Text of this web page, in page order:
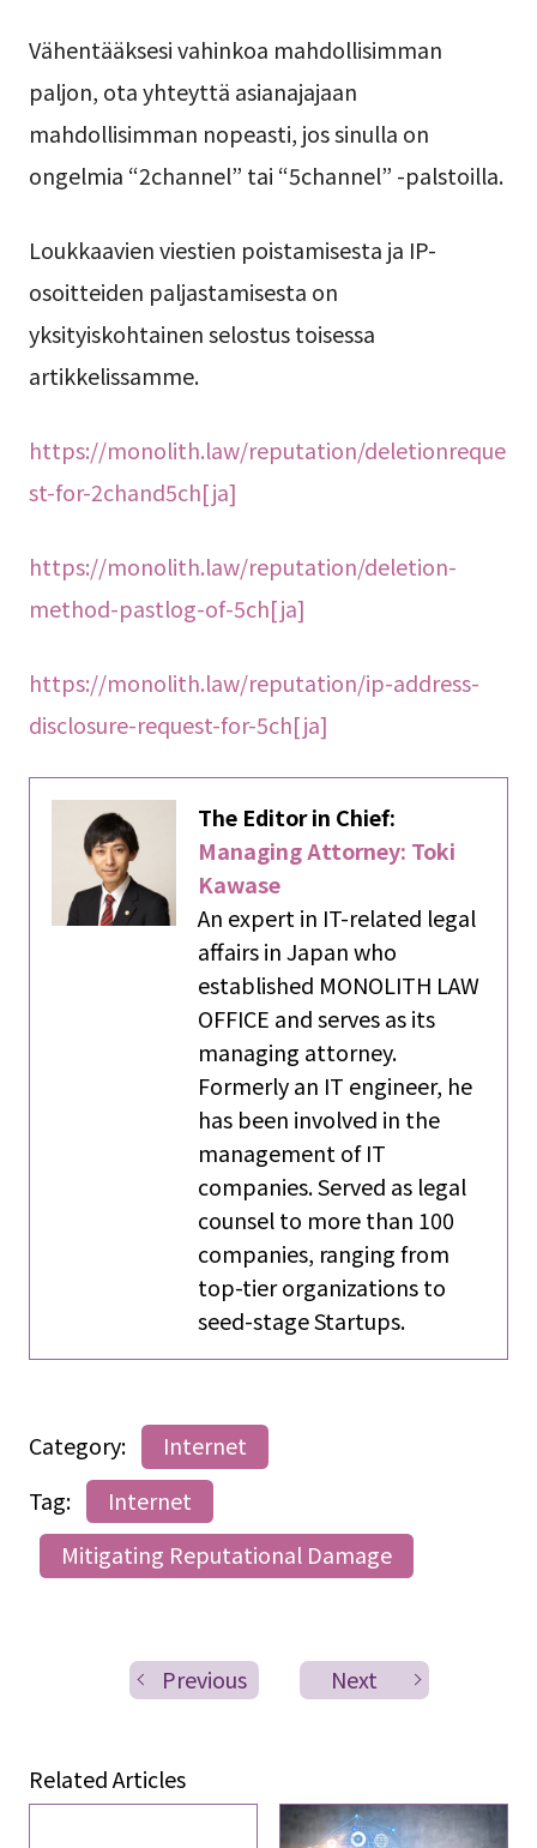
Vähentääksesi vahinkoa mahdollisimman
paljon, ota yhteyttä asianajajaan
mahdollisimman nopeasti, jos sinulla on
ongelmia “2channel” tai “5channel” -palstoilla.
Loukkaavien viestien poistamisesta ja IP-
osoitteiden paljastamisesta on
yksityiskohtainen selostus toisessa
artikkelissamme.
https://monolith.law/reputation/deletionreque
st-for-2chand5ch[ja]
https://monolith.law/reputation/deletion-
method-pastlog-of-5ch[ja]
https://monolith.law/reputation/ip-address-
disclosure-request-for-5ch[ja]
The Editor in Chief:
Managing Attorney: Toki
Kawase
An expert in IT-related legal
affairs in Japan who
established MONOLITH LAW
OFFICE and serves as its
managing attorney.
Formerly an IT engineer, he
has been involved in the
management of IT
companies. Served as legal
counsel to more than 100
companies, ranging from
top-tier organizations to
seed-stage Startups.
Category:
Internet
Tag:
Internet
Mitigating Reputational Damage
Previous Next
Related Articles